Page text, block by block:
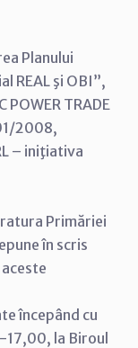
Planului
REAL şi OBI”,
TRADE
2008,
– iniţiativa
Primăriei
în scris
începând cu
la Biroul